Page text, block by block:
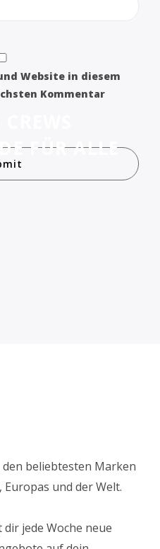
FÜR ALLE
Website in diesem
Kommentar
beliebtesten Marken
und der Welt.
dir jede Woche neue